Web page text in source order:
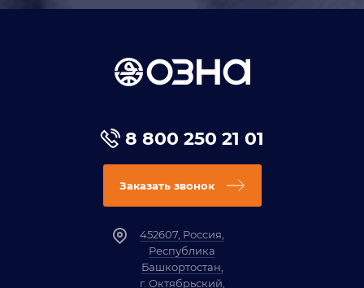
8 800 250 21 01
Заказать звонок
452607, Россия,
Республика
Башкортостан,
г. Октябрьский,